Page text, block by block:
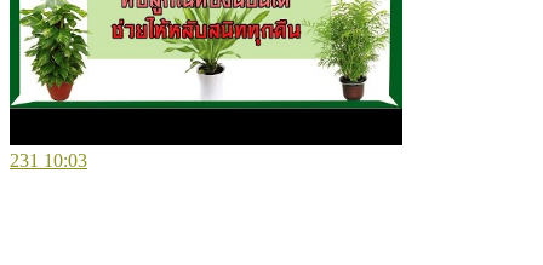
231 10:03